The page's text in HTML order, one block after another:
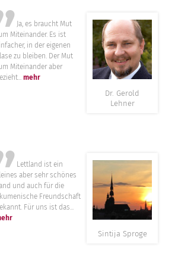
es braucht Mut
Miteinander. Es ist
in der eigenen
zu bleiben. Der Mut
Miteinander aber
mehr
Dr. Gerold
Lehner
ist ein
aber sehr schönes
und auch für die
Freundschaft
Für uns ist das...
Sintija Sproge